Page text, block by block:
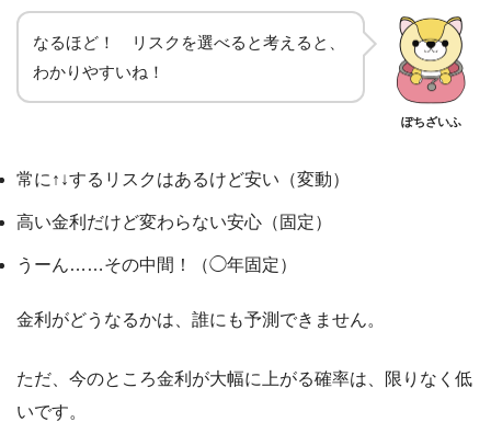
なるほど！ リスクを選べると考えると、
わかりやすいね！
ぽちざいふ
常に↑↓するリスクはあるけど安い（変動）
高い金利だけど変わらない安心（固定）
うーん……その中間！（◯年固定）
金利がどうなるかは、誰にも予測できません。
ただ、今のところ金利が大幅に上がる確率は、限りなく低
いです。